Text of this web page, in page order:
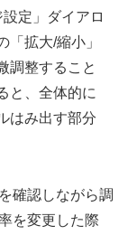
設定」ダイアロ
「拡大/縮小」
調整すること
と、全体的に
はみ出す部分
確認しながら調
を変更した際